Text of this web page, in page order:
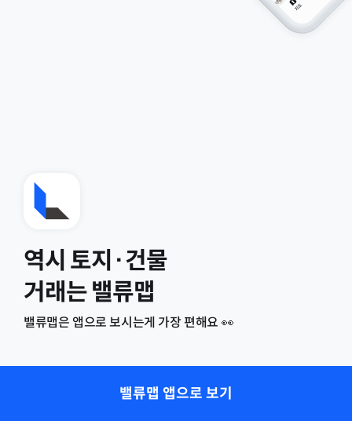
역시 토지·건물
거래는 밸류맵
밸류맵은 앱으로 보시는게 가장 편해요 👀
밸류맵 앱으로 보기